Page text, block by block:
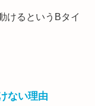
けるというBタイ
ない理由